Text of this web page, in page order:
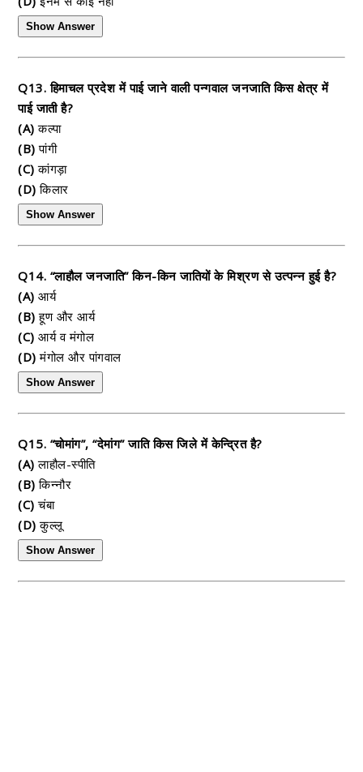
Show Answer
Q13. हिमाचल प्रदेश में पाई जाने वाली पन्गवाल जनजाति किस क्षेत्र में
पाई जाती है?
(A) कल्पा
(B) पांगी
(C) कांगड़ा
(D) किलार
Show Answer
Q14. “लाहौल जनजाति” किन-किन जातियों के मिश्रण से उत्पन्न हुई है?
(A) आर्य
(B) हूण और आर्य
(C) आर्य व मंगोल
(D) मंगोल और पांगवाल
Show Answer
Q15. “चोमांग”, “देमांग” जाति किस जिले में केन्द्रित है?
(A) लाहौल-स्पीति
(B) किन्नौर
(C) चंबा
(D) कुल्लू
Show Answer